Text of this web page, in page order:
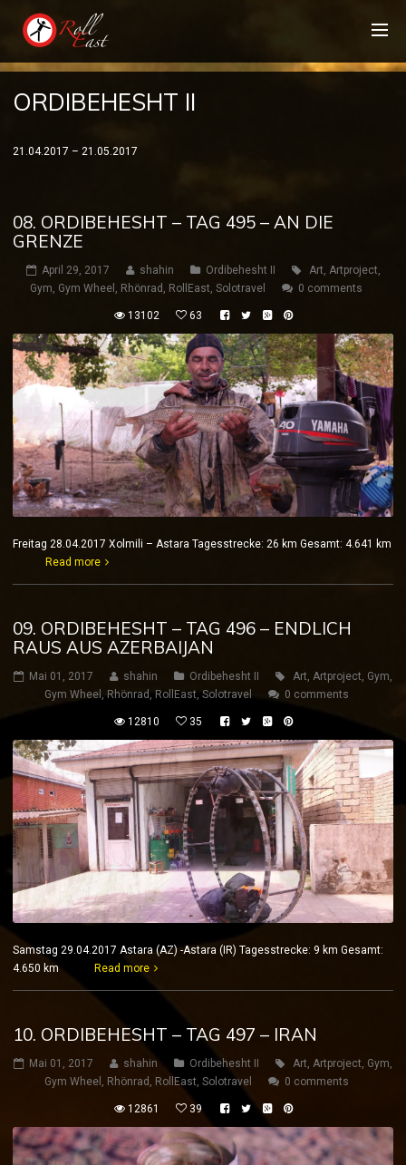
ORDIBEHESHT II
21.04.2017 – 21.05.2017
08. ORDIBEHESHT – TAG 495 – AN DIE
GRENZE
April 29, 2017 shahin Ordibehesht II Art, Artproject,
Gym, Gym Wheel , Rhönrad , RollEast, Solotravel 0 comments
13102 63
Freitag 28.04.2017 Xolmili – Astara Tagesstrecke: 26 km Gesamt: 4.641 km
Read more
09. ORDIBEHESHT – TAG 496 – ENDLICH
RAUS AUS AZERBAIJAN
Mai 01, 2017 shahin Ordibehesht II Art, Artproject, Gym,
Gym Wheel , Rhönrad , RollEast, Solotravel 0 comments
12810 35
Samstag 29.04.2017 Astara (AZ) -Astara (IR) Tagesstrecke: 9 km Gesamt:
4.650 km
Read more
10. ORDIBEHESHT – TAG 497 – IRAN
Mai 01, 2017 shahin Ordibehesht II Art, Artproject, Gym,
Gym Wheel , Rhönrad , RollEast, Solotravel 0 comments
12861 39